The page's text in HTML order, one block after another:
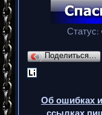
Статус:
Поделиться…
Об ошибках